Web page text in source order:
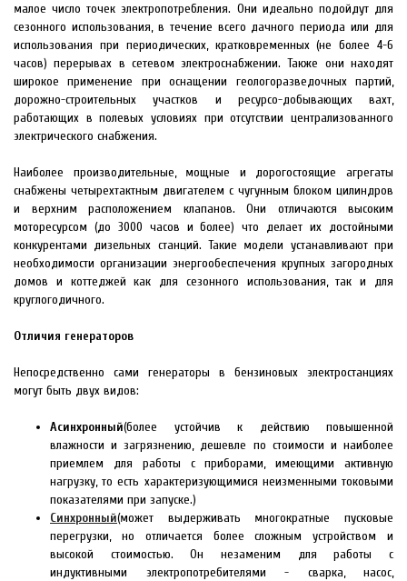
малое число точек электропотребления. Они идеально подойдут для
сезонного использования, в течение всего дачного периода или для
использования при периодических, кратковременных (не более 4-6
часов) перерывах в сетевом электроснабжении. Также они находят
широкое применение при оснащении геологоразведочных партий,
дорожно-строительных участков и ресурсо-добывающих вахт,
работающих в полевых условиях при отсутствии централизованного
электрического снабжения.
Наиболее производительные, мощные и дорогостоящие агрегаты
снабжены четырехтактным двигателем с чугунным блоком цилиндров
и верхним расположением клапанов. Они отличаются высоким
моторесурсом (до 3000 часов и более) что делает их достойными
конкурентами дизельных станций. Такие модели устанавливают при
необходимости организации энергообеспечения крупных загородных
домов и коттеджей как для сезонного использования, так и для
круглогодичного.
Отличия генераторов
Непосредственно сами генераторы в бензиновых электростанциях
могут быть двух видов:
Асинхронный(более устойчив к действию повышенной
влажности и загрязнению, дешевле по стоимости и наиболее
приемлем для работы с приборами, имеющими активную
нагрузку, то есть характеризующимися неизменными токовыми
показателями при запуске.)
Синхронный(может выдерживать многократные пусковые
перегрузки, но отличается более сложным устройством и
высокой стоимостью. Он незаменим для работы с
индуктивными электропотребителями - сварка, насос,